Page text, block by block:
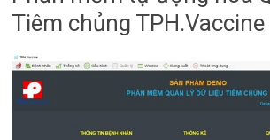
Tiêm chủng TPH.Vaccine